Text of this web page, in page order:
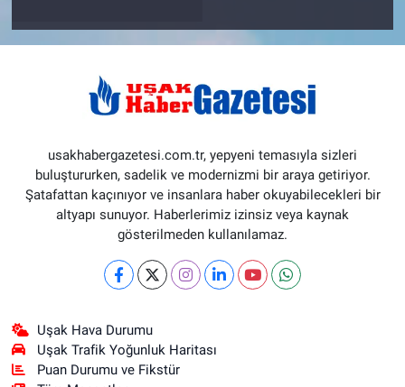
usakhabergazetesi.com.tr, yepyeni temasıyla sizleri
buluştururken, sadelik ve modernizmi bir araya getiriyor.
Şatafattan kaçınıyor ve insanlara haber okuyabilecekleri bir
altyapı sunuyor. Haberlerimiz izinsiz veya kaynak
gösterilmeden kullanılamaz.
Uşak Hava Durumu
Uşak Trafik Yoğunluk Haritası
Puan Durumu ve Fikstür